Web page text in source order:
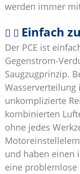
werden immer
Einfach
Der PCE ist
Gegenstrom-
Saugzugprinzip.
unkomplizierte
kombinierten
ohne jedes
und haben einen
eine